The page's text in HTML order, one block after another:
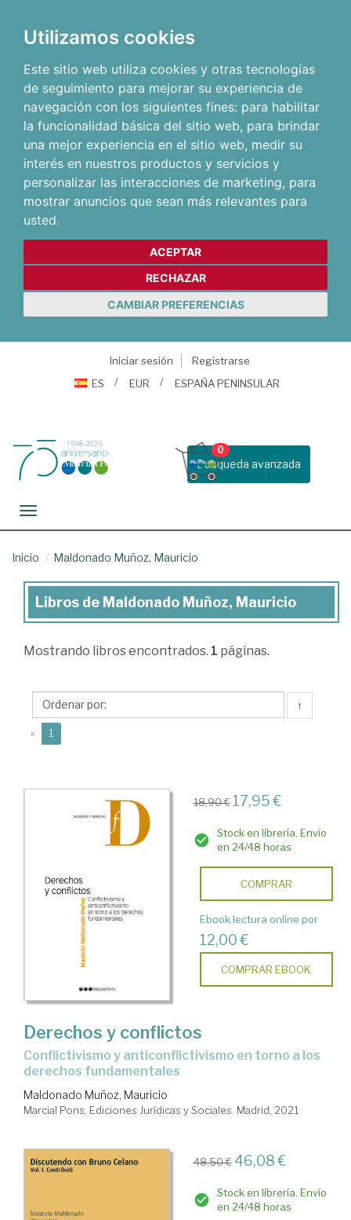
Utilizamos cookies
Este sitio web utiliza cookies y otras tecnologías
de seguimiento para mejorar su experiencia de
navegación con los siguientes fines: para habilitar
la funcionalidad básica del sitio web, para brindar
una mejor experiencia en el sitio web, medir su
interés en nuestros productos y servicios y
personalizar las interacciones de marketing, para
mostrar anuncios que sean más relevantes para
usted.
ACEPTAR
RECHAZAR
CAMBIAR PREFERENCIAS
Iniciar sesión
Registrarse
ES
EUR ESPAÑA PENINSULAR
Busqueda avanzada
0
Toggle navigation
Inicio Maldonado Muñoz, Mauricio
Libros
Maldonado
Mauricio
Libros de Maldonado Muñoz, Mauricio
Mostrando libros encontrados. 1 páginas.
↑
« 1
18,90 € 17,95 €
Stock en librería. Envío
en 24/48 horas
COMPRAR
Ebook lectura online por
12,00 €
COMPRAR EBOOK
Derechos y conflictos
conflictivismo y anticonflictivismo en torno a los
derechos fundamentales
Maldonado Muñoz, Mauricio
Marcial Pons, Ediciones Jurídicas y Sociales. Madrid, 2021
48,50 € 46,08 €
Stock en librería. Envío
en 24/48 horas